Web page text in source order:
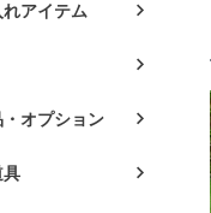
アイテム
オプション
具